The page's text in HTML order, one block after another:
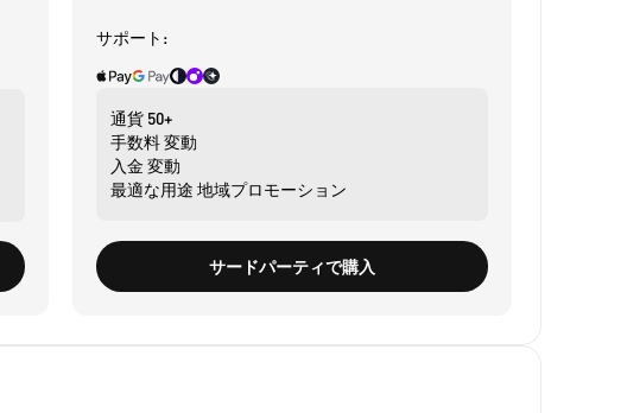
サポート:
通貨 50+
手数料変動
入金 変動
最適な用途 地域プロモーション
サードパーティで購入